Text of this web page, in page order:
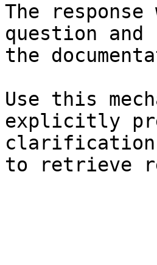
The
question
the
Use this
explicitly
clarification